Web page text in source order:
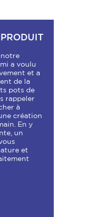
a voulu
et a
de la
pots de
rappeler
à
création
En y
un
et